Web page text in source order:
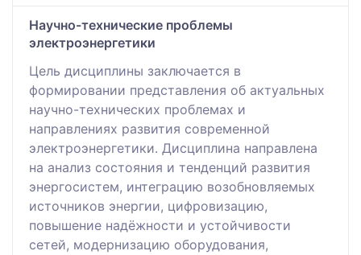
Научно-технические проблемы
электроэнергетики
Цель дисциплины заключается в
формировании представления об актуальных
научно-технических проблемах и
направлениях развития современной
электроэнергетики. Дисциплина направлена
на анализ состояния и тенденций развития
энергосистем, интеграцию возобновляемых
источников энергии, цифровизацию,
повышение надёжности и устойчивости
сетей, модернизацию оборудования,